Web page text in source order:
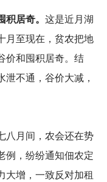
居奇。 这是近月湖
月至现在，贫农把地
价和囤积居奇。结
不通，谷价大减，
八月间，农会还在势
例，纷纷通知佃农定
大增，一致反对加租